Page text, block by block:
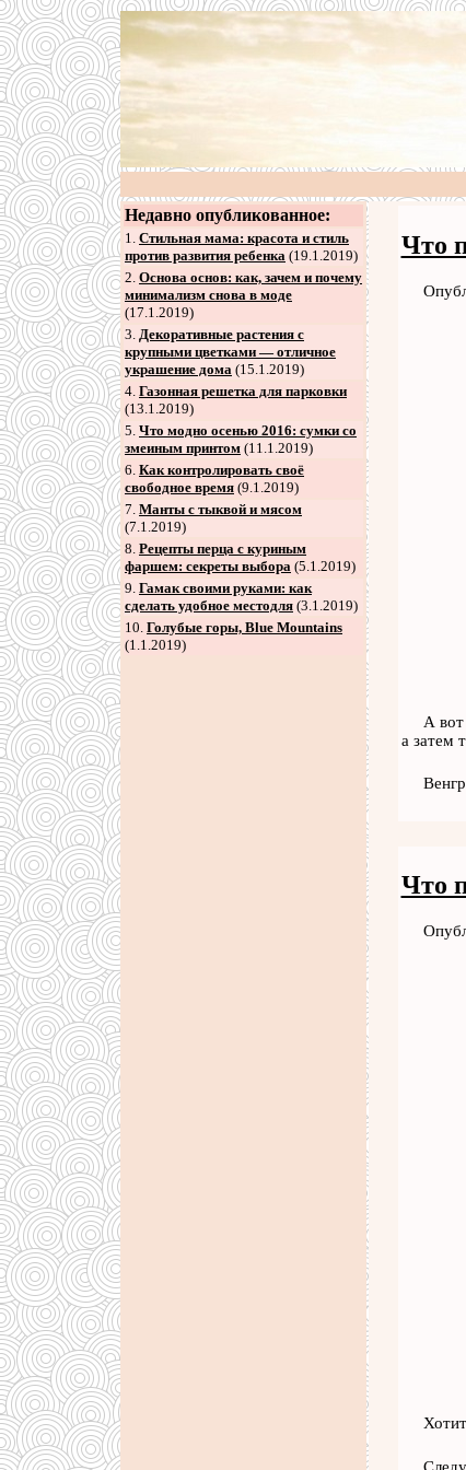
Недавно опубликованное:
1. Стильная мама: красота и стиль
против развития ребенка (19.1.2019)
2. Основа основ: как, зачем и почему
минимализм снова в моде
(17.1.2019)
3. Декоративные растения с
крупными цветками — отличное
украшение дома (15.1.2019)
4. Газонная решетка для парковки
(13.1.2019)
5. Что модно осенью 2016: сумки со
змеиным принтом (11.1.2019)
6. Как контролировать своё
свободное время (9.1.2019)
7. Манты с тыквой и мясом
(7.1.2019)
8. Рецепты перца с куриным
фаршем: секреты выбора (5.1.2019)
9. Гамак своими руками: как
сделать удобное местодля (3.1.2019)
10. Голубые горы, Blue Mountains
(1.1.2019)
Что
А вот
а затем
Что